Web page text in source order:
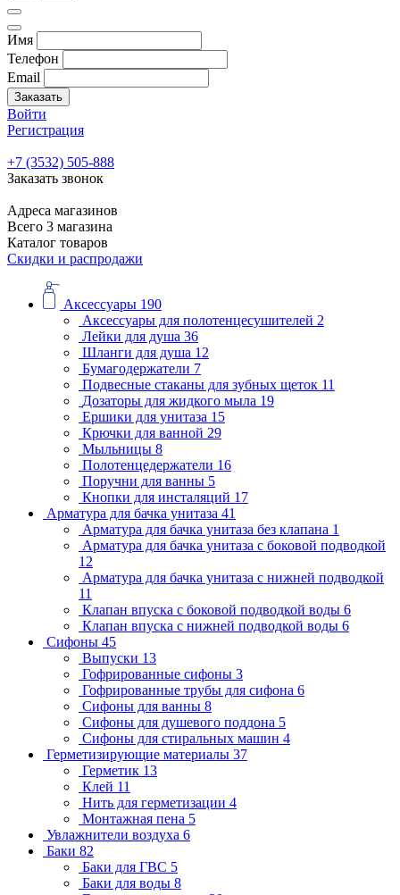
Имя
Телефон
Email
Заказать
Войти
Регистрация
+7 (3532) 505-888
Заказать звонок
Адреса магазинов
Всего 3 магазина
Каталог товаров
Скидки и распродажи
Аксессуары 190
Аксессуары для полотенцесушителей 2
Лейки для душа 36
Шланги для душа 12
Бумагодержатели 7
Подвесные стаканы для зубных щеток 11
Дозаторы для жидкого мыла 19
Ершики для унитаза 15
Крючки для ванной 29
Мыльницы 8
Полотенцедержатели 16
Поручни для ванны 5
Кнопки для инсталяций 17
Арматура для бачка унитаза 41
Арматура для бачка унитаза без клапана 1
Арматура для бачка унитаза с боковой подводкой
12
Арматура для бачка унитаза с нижней подводкой
11
Клапан впуска с боковой подводкой воды 6
Клапан впуска с нижней подводкой воды 6
Сифоны 45
Выпуски 13
Гофрированные сифоны 3
Гофрированные трубы для сифона 6
Сифоны для ванны 8
Сифоны для душевого поддона 5
Сифоны для стиральных машин 4
Герметизирующие материалы 37
Герметик 13
Клей 11
Нить для герметизации 4
Монтажная пена 5
Увлажнители воздуха 6
Баки 82
Баки для ГВС 5
Баки для воды 8